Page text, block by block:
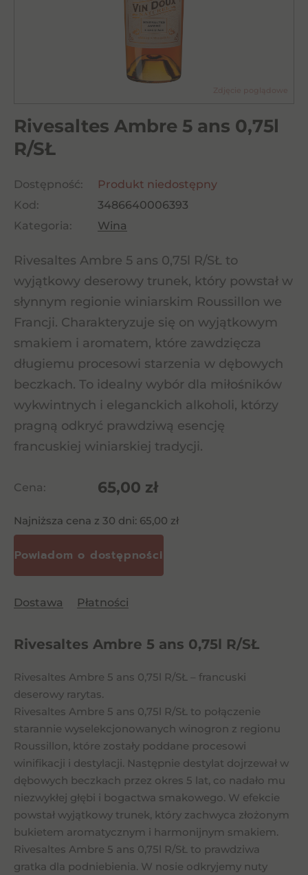
Rivesaltes Ambre 5 ans 0,75l
R/SŁ
Dostępność:
Produkt niedostępny
Kod:
3486640006393
Kategoria:
Wina
Rivesaltes Ambre 5 ans 0,75l R/SŁ to
wyjątkowy deserowy trunek, który powstał w
słynnym regionie winiarskim Roussillon we
Francji. Charakteryzuje się on wyjątkowym
smakiem i aromatem, które zawdzięcza
długiemu procesowi starzenia w dębowych
beczkach. To idealny wybór dla miłośników
wykwintnych i eleganckich alkoholi, którzy
pragną odkryć prawdziwą esencję
francuskiej winiarskiej tradycji.
Cena: 65,00 zł
Najniższa cena z 30 dni: 65,00 zł
Dostawa Płatności
Rivesaltes Ambre 5 ans 0,75l R/SŁ
Rivesaltes Ambre 5 ans 0,75l R/SŁ – francuski
deserowy rarytas.
Rivesaltes Ambre 5 ans 0,75l R/SŁ to połączenie
starannie wyselekcjonowanych winogron z regionu
Roussillon, które zostały poddane procesowi
winifikacji i destylacji. Następnie destylat dojrzewał w
dębowych beczkach przez okres 5 lat, co nadało mu
niezwykłej głębi i bogactwa smakowego. W efekcie
powstał wyjątkowy trunek, który zachwyca złożonym
bukietem aromatycznym i harmonijnym smakiem.
Rivesaltes Ambre 5 ans 0,75l R/SŁ to prawdziwa
gratka dla podniebienia. W nosie odkryjemy nuty